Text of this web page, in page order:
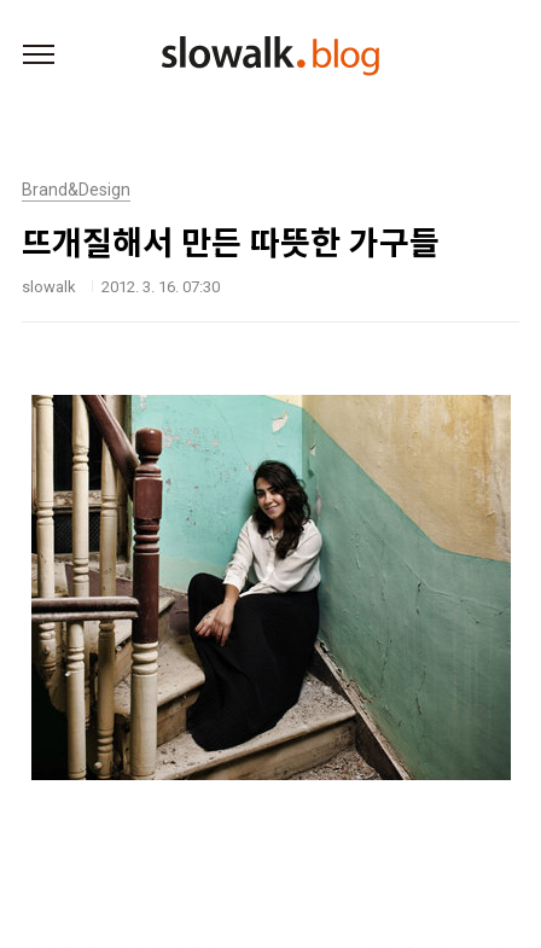
Brand&Design
뜨개질해서 만든 따뜻한 가구들
slowalk 2012. 3. 16. 07:30